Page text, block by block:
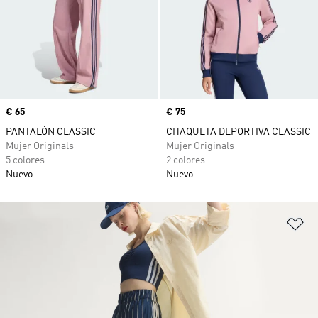
Precio
€ 65
PANTALÓN CLASSIC
Mujer Originals
5 colores
Nuevo
Precio
€ 75
CHAQUETA DEPORTIVA CLASSIC
Mujer Originals
2 colores
Nuevo